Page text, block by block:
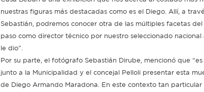
nuestras figuras más destacadas como es el Diego. Allí, a
Sebastián, podremos conocer otra de las múltiples facetas
paso como director técnico por nuestro seleccionado
le dio”.
Por su parte, el fotógrafo Sebastián Dirube, mencionó que
junto a la Municipalidad y el concejal Pelloli presentar esta
de Diego Armando Maradona. En este contexto tan